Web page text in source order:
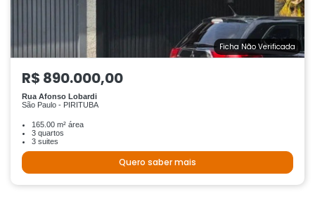
Ficha Não Verificada
R$ 890.000,00
Rua Afonso Lobardi
São Paulo - PIRITUBA
165.00 m² área
3 quartos
3 suites
Quero saber mais